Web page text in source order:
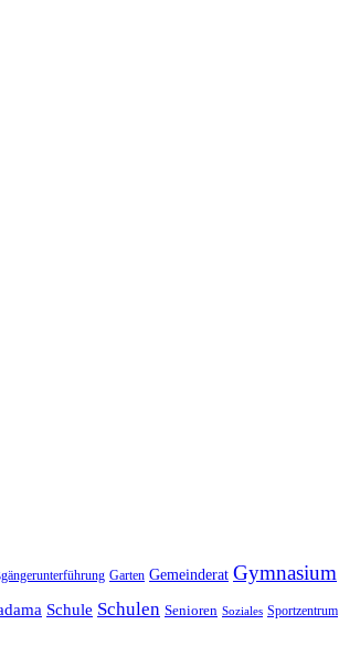
Garten Gemeinderat Gymnasium
Schule Schulen Senioren Soziales Sportzentrum